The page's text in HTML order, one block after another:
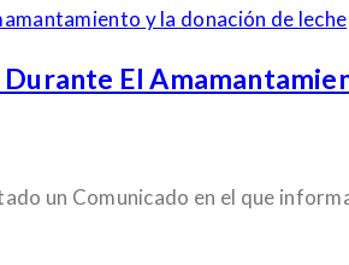
El
un Comunicado en el que